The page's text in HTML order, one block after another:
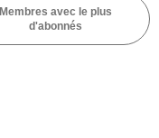
Membres avec le plus
d'abonnés